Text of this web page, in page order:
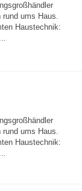
ums Haus.
Haustechnik:
ums Haus.
Haustechnik: